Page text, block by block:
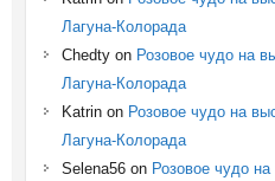
Лагуна-Колорада
Chedtyon Розовое чудо на
Лагуна-Колорада
Katrinon Розовое чудо на
Лагуна-Колорада
Selena56on Розовое чудо